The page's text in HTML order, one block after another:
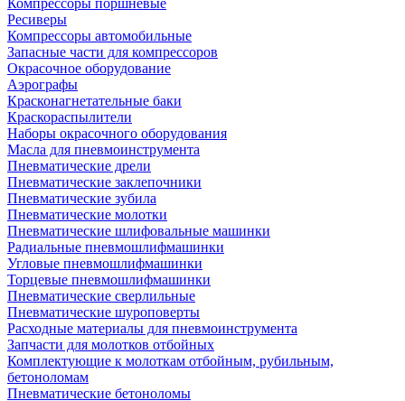
Компрессоры поршневые
Ресиверы
Компрессоры автомобильные
Запасные части для компрессоров
Окрасочное оборудование
Аэрографы
Красконагнетательные баки
Краскораспылители
Наборы окрасочного оборудования
Масла для пневмоинструмента
Пневматические дрели
Пневматические заклепочники
Пневматические зубила
Пневматические молотки
Пневматические шлифовальные машинки
Радиальные пневмошлифмашинки
Угловые пневмошлифмашинки
Торцевые пневмошлифмашинки
Пневматические сверлильные
Пневматические шуроповерты
Расходные материалы для пневмоинструмента
Запчасти для молотков отбойных
Комплектующие к молоткам отбойным, рубильным,
бетоноломам
Пневматические бетоноломы